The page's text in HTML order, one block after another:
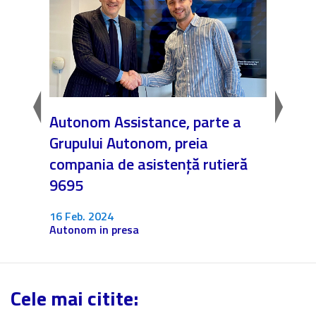
Autonom Assistance, parte a
Grupului Autonom, preia
compania de asistență rutieră
9695
16 Feb. 2024
Autonom in presa
Cele mai citite: